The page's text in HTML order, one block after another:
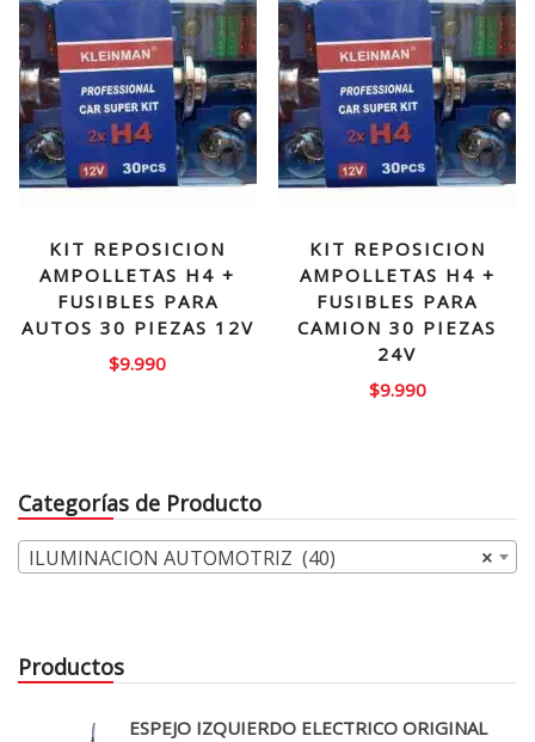
KIT REPOSICION
AMPOLLETAS H4 +
FUSIBLES PARA
AUTOS 30 PIEZAS 12V
$9.990
KIT REPOSICION
AMPOLLETAS H4 +
FUSIBLES PARA
CAMION 30 PIEZAS
24V
$9.990
Categorías de Producto
×
ILUMINACION AUTOMOTRIZ (40)
Productos
ESPEJO IZQUIERDO ELECTRICO ORIGINAL